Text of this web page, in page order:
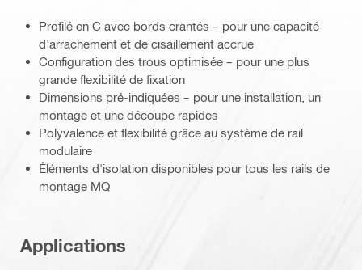
Profilé en C avec bords crantés – pour une capacité
d'arrachement et de cisaillement accrue
Configuration des trous optimisée – pour une plus
grande flexibilité de fixation
Dimensions pré-indiquées – pour une installation, un
montage et une découpe rapides
Polyvalence et flexibilité grâce au système de rail
modulaire
Éléments d'isolation disponibles pour tous les rails de
montage MQ
Applications